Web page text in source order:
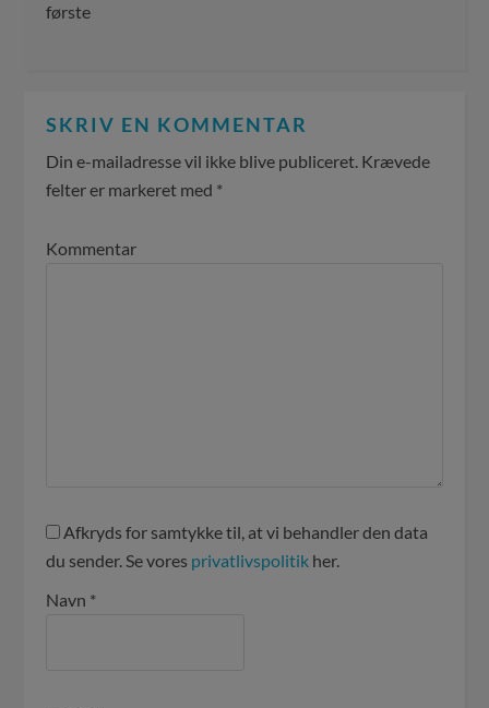
første
SKRIV EN KOMMENTAR
Din e-mailadresse vil ikke blive publiceret. Krævede
felter er markeret med *
Kommentar
Afkryds for samtykke til, at vi behandler den data
du sender. Se vores privatlivspolitik her.
Navn *